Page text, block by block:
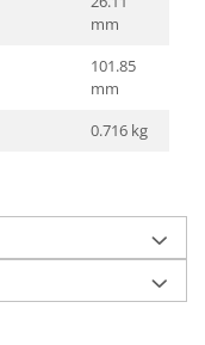
mm
101.85
mm
0.716 kg